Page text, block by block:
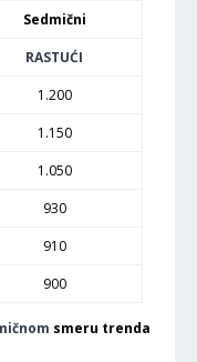
Sedmični
RASTUĆI
1.200
1.150
1.050
930
910
900
smeru trenda